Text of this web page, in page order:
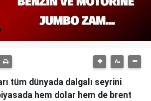
tüm dünyada dalgalı seyrini
hem dolar hem de brent